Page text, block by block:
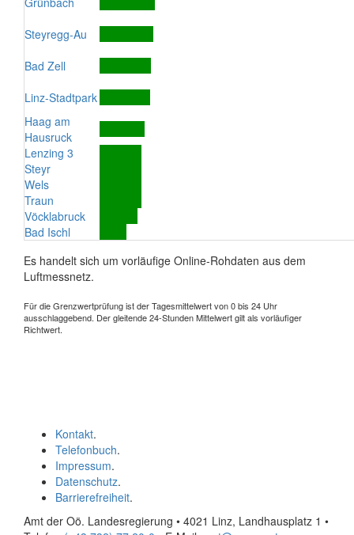
Steyregg-Au
Bad Zell
Linz-Stadtpark
Haag am
Hausruck
Lenzing 3
Steyr
Wels
Traun
Vöcklabruck
Bad Ischl
Es handelt sich um vorläufige Online-Rohdaten aus dem
Luftmessnetz.
Für die Grenzwertprüfung ist der Tagesmittelwert von 0 bis 24 Uhr
ausschlaggebend. Der gleitende 24-Stunden Mittelwert gilt als vorläufiger
Richtwert.
Kontakt.
Telefonbuch.
Impressum.
Datenschutz.
Barrierefreiheit.
Amt der Oö. Landesregierung • 4021 Linz, Landhausplatz 1 •